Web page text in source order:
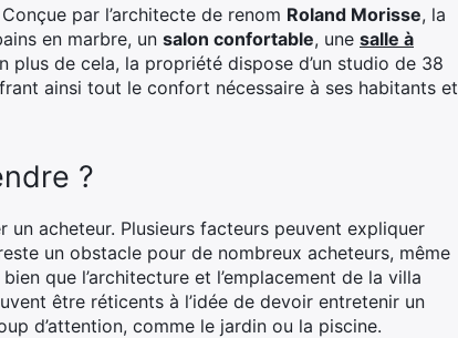
par l’architecte de renom Roland Morisse, la
en marbre, un salon confortable, une salle à
plus de cela, la propriété dispose d’un studio de 38
ainsi tout le confort nécessaire à ses habitants et
?
un acheteur. Plusieurs facteurs peuvent expliquer
un obstacle pour de nombreux acheteurs, même
que l’architecture et l’emplacement de la villa
être réticents à l’idée de devoir entretenir un
d’attention, comme le jardin ou la piscine.